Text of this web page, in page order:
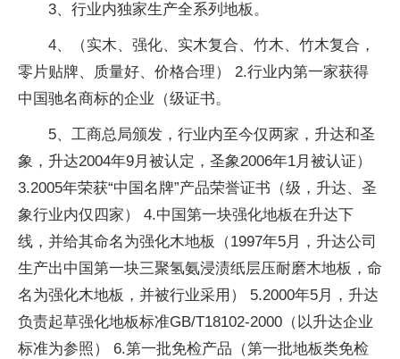
3、行业内独家生产全系列地板。
4、（实木、强化、实木复合、竹木、竹木复合，
零片贴牌、质量好、价格合理） 2.行业内第一家获得
中国驰名商标的企业（级证书。
5、工商总局颁发，行业内至今仅两家，升达和圣
象，升达2004年9月被认定，圣象2006年1月被认证）
3.2005年荣获“中国名牌”产品荣誉证书（级，升达、圣
象行业内仅四家） 4.中国第一块强化地板在升达下
线，并给其命名为强化木地板（1997年5月，升达公司
生产出中国第一块三聚氢氨浸渍纸层压耐磨木地板，命
名为强化木地板，并被行业采用） 5.2000年5月，升达
负责起草强化地板标准GB/T18102-2000（以升达企业
标准为参照） 6.第一批免检产品（第一批地板类免检